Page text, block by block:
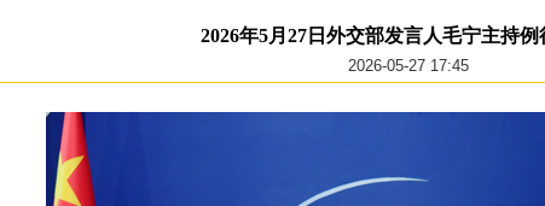
2026年5月27日外交部发言人毛宁主持
2026-05-27 17:45